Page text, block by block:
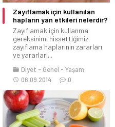
Zayıflamak için kullanılan
hapların yan etkileri nelerdir?
Zayıflamak için kullanma
gereksinimi hissettiğimiz
zayıflama haplarının zararları
ve yararları...
Diyet Genel
Yaşam
06.09.2014
0